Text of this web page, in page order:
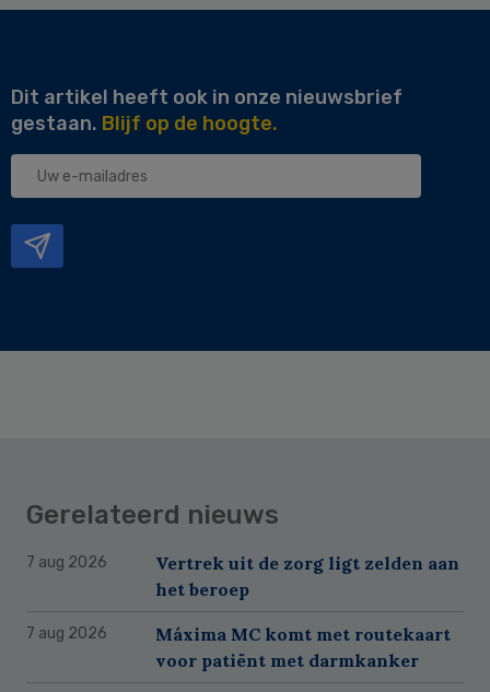
Dit artikel heeft ook in onze nieuwsbrief
gestaan. Blijf op de hoogte.
Uw
Gerelateerd nieuws
7 aug 2026
Vertrek uit de zorg ligt zelden aan
het beroep
7 aug 2026
Máxima MC komt met routekaart
voor patiënt met darmkanker